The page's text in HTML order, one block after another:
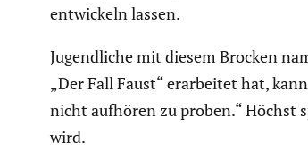
entwi­ckeln lassen.
Jugend­liche mit diesem Brocken
„Der Fall Faust“ erarbeitet hat,
nicht aufhören zu proben.“ Höchst
wird.